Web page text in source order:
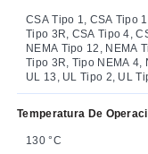
CSA Tipo 1, CSA Tipo
Tipo 3R, CSA Tipo 4,
NEMA Tipo 12, NEMA
Tipo 3R, Tipo NEMA 4,
UL 13, UL Tipo 2, UL
Temperatura De
130 °C